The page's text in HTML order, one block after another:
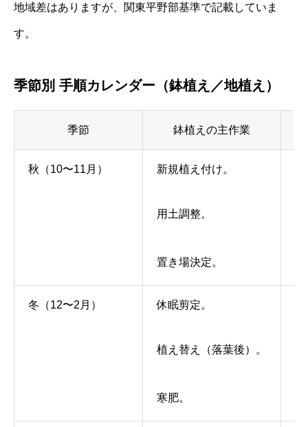
地域差はありますが、関東平野部基準で記載していま
す。
季節別 手順カレンダー（鉢植え／地植え）
季節 鉢植えの主作業
秋（10〜11月） 新規植え付け。
用土調整。
置き場決定。
冬（12〜2月） 休眠剪定。
植え替え（落葉後）。
寒肥。